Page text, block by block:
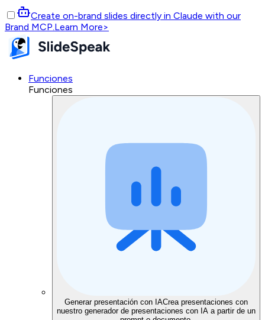
Create on-brand slides directly in Claude with our
Brand MCP.Learn More>
Funciones
Funciones
Generar presentación con IACrea presentaciones con
nuestro generador de presentaciones con IA a partir de un